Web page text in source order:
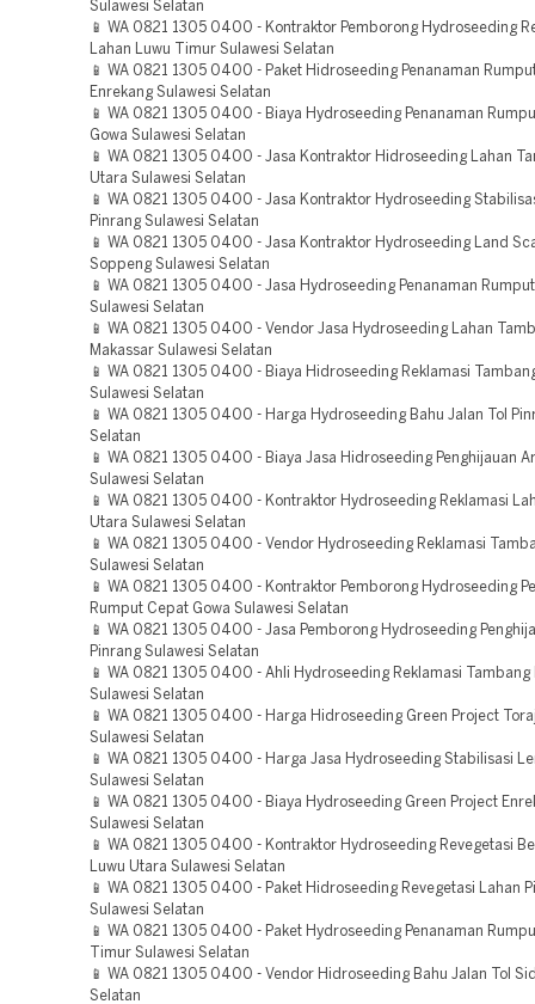
Sulawesi Selatan
📱 WA 0821 1305 0400 - Kontraktor Pemborong Hydroseeding
Lahan Luwu Timur Sulawesi Selatan
📱 WA 0821 1305 0400 - Paket Hidroseeding Penanaman
Enrekang Sulawesi Selatan
📱 WA 0821 1305 0400 - Biaya Hydroseeding Penanaman
Gowa Sulawesi Selatan
📱 WA 0821 1305 0400 - Jasa Kontraktor Hidroseeding Lahan
Utara Sulawesi Selatan
📱 WA 0821 1305 0400 - Jasa Kontraktor Hydroseeding
Pinrang Sulawesi Selatan
📱 WA 0821 1305 0400 - Jasa Kontraktor Hydroseeding Land
Soppeng Sulawesi Selatan
📱 WA 0821 1305 0400 - Jasa Hydroseeding Penanaman
Sulawesi Selatan
📱 WA 0821 1305 0400 - Vendor Jasa Hydroseeding Lahan
Makassar Sulawesi Selatan
📱 WA 0821 1305 0400 - Biaya Hidroseeding Reklamasi
Sulawesi Selatan
📱 WA 0821 1305 0400 - Harga Hydroseeding Bahu Jalan Tol
Selatan
📱 WA 0821 1305 0400 - Biaya Jasa Hidroseeding Penghijauan
Sulawesi Selatan
📱 WA 0821 1305 0400 - Kontraktor Hydroseeding Reklamasi
Utara Sulawesi Selatan
📱 WA 0821 1305 0400 - Vendor Hydroseeding Reklamasi
Sulawesi Selatan
📱 WA 0821 1305 0400 - Kontraktor Pemborong Hydroseeding
Rumput Cepat Gowa Sulawesi Selatan
📱 WA 0821 1305 0400 - Jasa Pemborong Hydroseeding
Pinrang Sulawesi Selatan
📱 WA 0821 1305 0400 - Ahli Hydroseeding Reklamasi Tambang
Sulawesi Selatan
📱 WA 0821 1305 0400 - Harga Hidroseeding Green Project
Sulawesi Selatan
📱 WA 0821 1305 0400 - Harga Jasa Hydroseeding Stabilisasi
Sulawesi Selatan
📱 WA 0821 1305 0400 - Biaya Hydroseeding Green Project
Sulawesi Selatan
📱 WA 0821 1305 0400 - Kontraktor Hydroseeding Revegetasi
Luwu Utara Sulawesi Selatan
📱 WA 0821 1305 0400 - Paket Hidroseeding Revegetasi Lahan
Sulawesi Selatan
📱 WA 0821 1305 0400 - Paket Hydroseeding Penanaman
Timur Sulawesi Selatan
📱 WA 0821 1305 0400 - Vendor Hidroseeding Bahu Jalan Tol
Selatan